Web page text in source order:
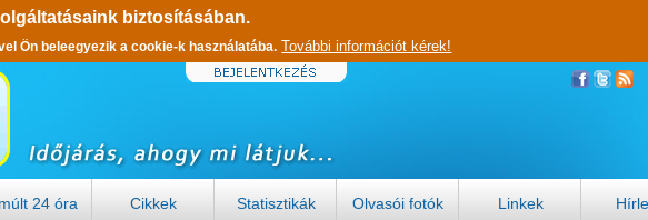
biztosításában.
Ön beleegyezik a cookie-k használatába. További információt kérek!
24 óra Cikkek Statisztikák Olvasói fotók Linkek